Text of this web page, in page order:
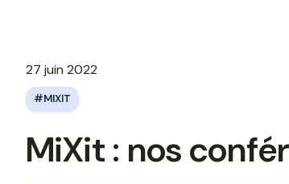
27 juin 2022
MIXIT
MiXit : nos